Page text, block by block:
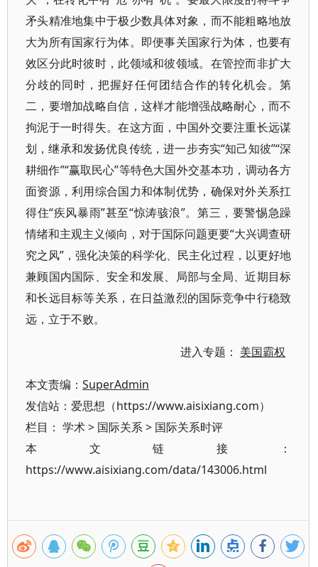
矛头精准地集中于极少数具体对象，而不能粗略地放
大为所有国家行为体。即便事关国家行为体，也要有
效区分此时彼时，此领域和彼领域。在管控而非扩大
分歧的同时，把握好任何团结合作的转化机会。第
二，要增加战略自信，这样才能增强战略耐心，而不
拘泥于一时得失。在这方面，中国外交要注重长远谋
划，继承和发扬优良传统，进一步夯实“知己知彼”“深
耕细作”“赢取民心”等特色大国外交基本功，调动各方
面资源，利用综合国力和体制优势，确保对外关系扛
得住“疾风暴雨”甚至“惊涛骇浪”。第三，要警惕急躁
情绪和主观主义倾向，对于国际问题更要“大兴调查研
究之风”，强化决策的科学化、民主化过程，以更好地
兼顾国内国际、安全和发展、局部与全局、近期目标
和长远目标等关系，在日益激烈的国际竞争中行稳致
远，立于不败。
进入专题： 美国霸权
本文责编： SuperAdmin
发信站：爱思想（https://www.aisixiang.com）
栏目： 学术> 国际关系> 国际关系时评
本文链接：
https://www.aisixiang.com/data/143006.html